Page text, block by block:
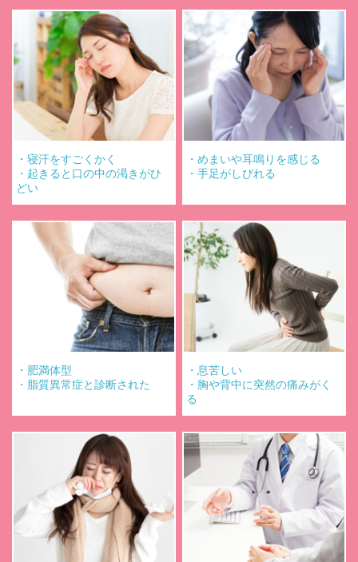
Alt：お悩み
・寝汗をすごくかく
・起きると口の中の渇きがひ
どい
Alt：お悩み
・めまいや耳鳴りを感じる
・手足がしびれる
Alt：お悩み
・肥満体型
・脂質異常症と診断された
Alt：お悩み
・息苦しい
・胸や背中に突然の痛みがく
る
Alt：お悩み